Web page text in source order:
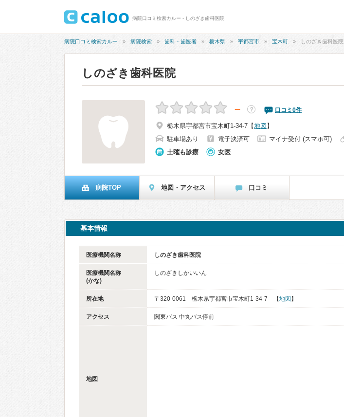
病院口コミ検索カルー - しのざき歯科医院
病院口コミ検索カルー 病院検索 歯科・歯医者 栃木県 宇都宮市 宝木町 しのざき歯科医院
しのざき歯科医院
－ ？ 口コミ 0件
栃木県宇都宮市宝木町1-34-7 【地図 】
駐車場あり
電子決済可 マイナ受付 (スマホ可)
土曜も診療
女医
病院TOP 地図・アクセス 口コミ
基本情報
医療機関名称 しのざき歯科医院
医療機関名称
(かな)
しのざきしかいいん
所在地 〒320-0061 栃木県宇都宮市宝木町1-34-7 【地図 】
アクセス 関東バス 中丸バス停前
地図